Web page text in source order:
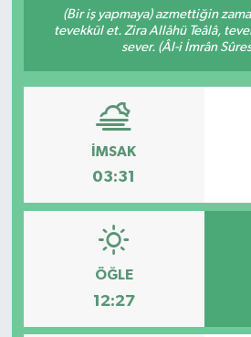
(Bir iş yapmaya) azmettiğin
tevekkül et. Zira Allâhü Teâlâ,
sever. (Âl-i İmrân
İMSAK
03:31
ÖĞLE
12:27